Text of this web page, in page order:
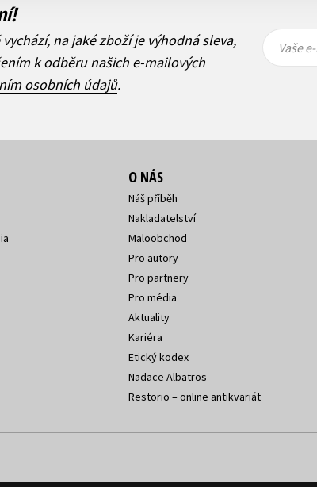
na jaké zboží je výhodná sleva,
k odběru našich e-mailových
osobních údajů.
Vaše e-
Vaše e-
Vaše
O NÁS
Náš příběh
Nakladatelství
Maloobchod
Pro autory
Pro partnery
Pro média
Aktuality
Kariéra
Etický kodex
Nadace Albatros
Restorio – online antikvariát